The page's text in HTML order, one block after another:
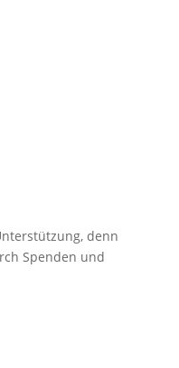
denn
Spenden und